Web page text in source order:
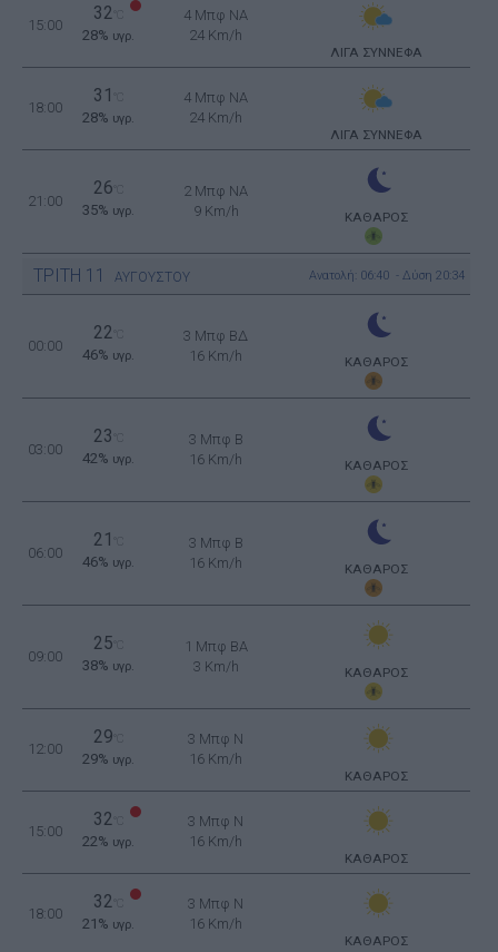
15:00
32
28% υγρ.
4 Μπφ NA
24 Km/h
ΛΙΓΑ ΣΥΝΝΕΦΑ
18:00
31
28% υγρ.
4 Μπφ NA
24 Km/h
ΛΙΓΑ ΣΥΝΝΕΦΑ
21:00
26
35% υγρ.
2 Μπφ NA
9 Km/h
ΚΑΘΑΡΟΣ
ΤΡΙΤΗ 11 ΑΥΓΟΥΣΤΟΥ Ανατολή: 06:40 - Δύση 20:34
00:00
22
46% υγρ.
3 Μπφ ΒΔ
16 Km/h
ΚΑΘΑΡΟΣ
03:00
23
42% υγρ.
3 Μπφ B
16 Km/h
ΚΑΘΑΡΟΣ
06:00
21
46% υγρ.
3 Μπφ B
16 Km/h
ΚΑΘΑΡΟΣ
09:00
25
38% υγρ.
1 Μπφ BA
3 Km/h
ΚΑΘΑΡΟΣ
12:00
29
29% υγρ.
3 Μπφ N
16 Km/h
ΚΑΘΑΡΟΣ
15:00
32
22% υγρ.
3 Μπφ N
16 Km/h
ΚΑΘΑΡΟΣ
18:00
32
21% υγρ.
3 Μπφ N
16 Km/h
ΚΑΘΑΡΟΣ